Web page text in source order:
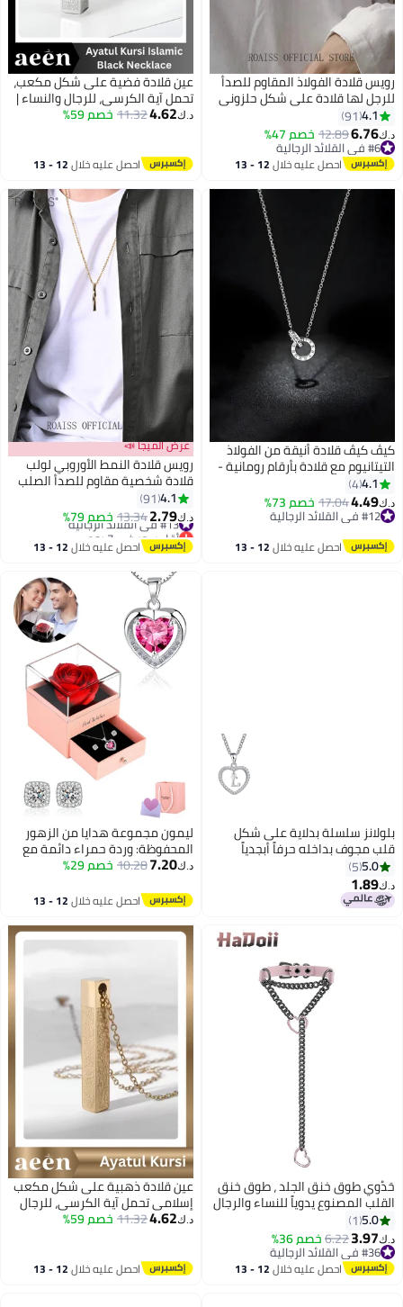
رويس قلادة الفولاذ المقاوم للصدأ
للرجل لها قلادة على شكل حلزوني
وهي فردية للغاية
4.1
91
د.ك‏6.76
12.89خصم 47%
#6 في القلائد الرجالية
#6 في القلائد الرجالية احصل عليه خلال 12 - 13
عين قلادة فضية على شكل مكعب،
تحمل آية الكرسي، للرجال والنساء |
مجوهرات إسلامية مزينة بالخط
د.ك‏4.62
11.32خصم 59%
احصل عليه خلال 12 - 13
كيڤ كيڤ قلادة أنيقة من الفولاذ
التيتانيوم مع قلادة بأرقام رومانية -
مجوهرات مضادة للحساسية ومتينة
للرجال والنساء
4.1
4
د.ك‏4.49
17.04خصم 73%
#12 في القلائد الرجالية
احصل عليه خلال 12 - 13
عرض الميجا 📣
رويس قلادة النمط الأوروبي لولب
قلادة شخصية مقاوم للصدأ الصلب
قلادة الرجال
4.1
91
د.ك‏2.79
13.34خصم 79% #13 في القلائد الرجالية
أقل سعر في 7 يوم
#13 في القلائد الرجالية احصل عليه خلال 12 - 13
بلولانز سلسلة بدلاية على شكل
قلب مجوف بداخله حرفاً أبجدياً
5.0
5
د.ك‏1.89
ليمون مجموعة هدايا من الزهور
المحفوظة: وردة حمراء دائمة مع
قلادة وأقراط للأم والابنة والزوجة
ميلادهما.
د.ك‏7.20
10.28خصم 29%
احصل عليه خلال 12 - 13
حَدُوي طوق خنق الجلد ، طوق خنق
القلب المصنوع يدوياً للنساء والرجال
، قلادة بانك القوطية O-ring سلسلة
الانزلاق مع قفل جلد نباتي قابل
للتعديل
5.0
1
د.ك‏3.97
6.22خصم 36%
#36 في القلائد الرجالية
#36 في القلائد الرجالية احصل عليه خلال 12 - 13
عين قلادة ذهبية على شكل مكعب
إسلامي تحمل آية الكرسي، للرجال
والنساء | مجوهرات إسلامية مزينة
د.ك‏4.62
11.32خصم 59%
احصل عليه خلال 12 - 13